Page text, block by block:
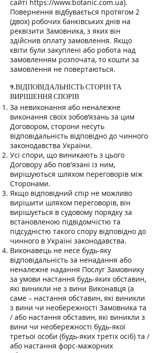
сайті https://www.botanic.com.ua).
Повернення відбувається протягом 2
(двох) робочих банківських днів на
реквізити Замовника, з яких він
здійснив оплату замовлення. Якщо
квіти були закуплені або робота над
замовленням розпочата, то кошти за
замовлення не повертаються.
9.ВІДПОВІДАЛЬНІСТЬ СТОРІН ТА
ВИРІШЕННЯ СПОРІВ
За невиконання або неналежне
виконання своїх зобов’язань за цим
Договором, сторони несуть
відповідальність відповідно до чинного
законодавства України.
Усі спори, що виникають з цього
Договору або пов'язані із ним,
вирішуються шляхом переговорів між
Сторонами.
Якщо відповідний спір не можливо
вирішити шляхом переговорів, він
вирішується в судовому порядку за
встановленою підвідомчістю та
підсудністю такого спору відповідно до
чинного в Україні законодавства.
Виконавець не несе будь-яку
відповідальність за ненадання або
неналежне надання Послуг Замовнику
за умови настання будь-яких обставин,
які виникли не з вини Виконавця (а
саме – настання обставин, які виникли
з вини чи необережності Замовника та
/ або настання обставин, які виникли з
вини чи необережності будь-якої
третьої особи (будь-яких третіх осіб) та /
або настання форс-мажорних